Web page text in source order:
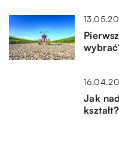
Jak
kształt?